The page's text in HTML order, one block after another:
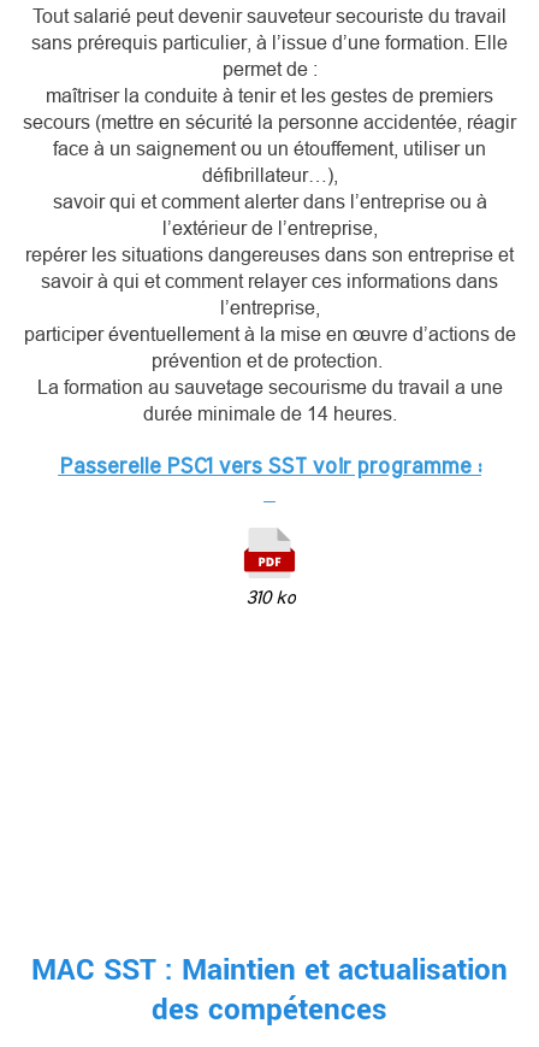
Tout salarié peut devenir sauveteur secouriste du travail
sans prérequis particulier, à l’issue d’une formation. Elle
permet de :
maîtriser la conduite à tenir et les gestes de premiers
secours (mettre en sécurité la personne accidentée, réagir
face à un saignement ou un étouffement, utiliser un
défibrillateur…),
savoir qui et comment alerter dans l’entreprise ou à
l’extérieur de l’entreprise,
repérer les situations dangereuses dans son entreprise et
savoir à qui et comment relayer ces informations dans
l’entreprise,
participer éventuellement à la mise en œuvre d’actions de
prévention et de protection.
La formation au sauvetage secourisme du travail a une
durée minimale de 14 heures.
Passerelle PSC1 vers SST voir programme :
310 ko
MAC SST : Maintien et actualisation
des compétences